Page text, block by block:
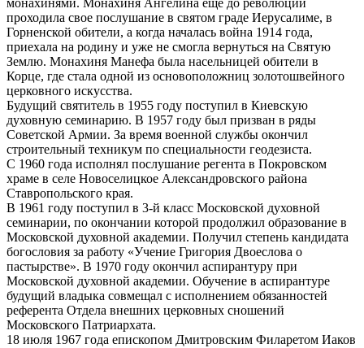
проходила свое послушание в святом граде Иерусалиме, в
Горненской обители, а когда началась война 1914 года,
приехала на родину и уже не смогла вернуться на Святую
Землю. Монахиня Манефа была насельницей обители в
Корце, где стала одной из основоположниц золотошвейного
церковного искусства.
Будущий святитель в 1955 году поступил в Киевскую
духовную семинарию. В 1957 году был призван в ряды
Советской Армии. За время военной службы окончил
строительный техникум по специальности геодезиста.
С 1960 года исполнял послушание регента в Покровском
храме в селе Новоселицкое Александровского района
Ставропольского края.
В 1961 году поступил в 3-й класс Московской духовной
семинарии, по окончании которой продолжил образование в
Московской духовной академии. Получил степень кандидата
богословия за работу «Учение Григория Двоеслова о
пастырстве». В 1970 году окончил аспирантуру при
Московской духовной академии. Обучение в аспирантуре
будущий владыка совмещал с исполнением обязанностей
референта Отдела внешних церковных сношений
Московского Патриархата.
18 июля 1967 года епископом Дмитровским Филаретом Иаков